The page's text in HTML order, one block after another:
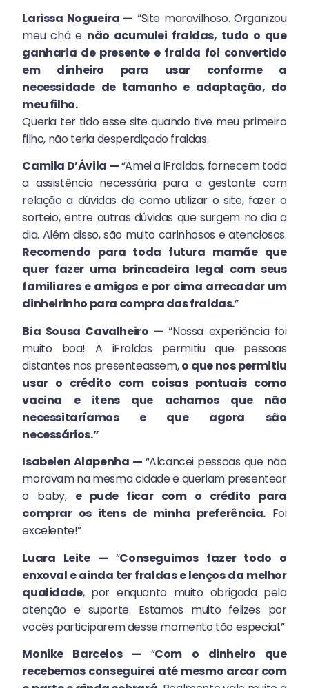
Larissa Nogueira — “Site maravilhoso. Organizou
meu chá e não acumulei fraldas, tudo o que
ganharia de presente e fralda foi convertido
em dinheiro para usar conforme a
necessidade de tamanho e adaptação, do
meu filho.
Queria ter tido esse site quando tive meu primeiro
filho, não teria desperdiçado fraldas.
Camila D’Ávila —“Amei a iFraldas, fornecem toda
a assistência necessária para a gestante com
relação a dúvidas de como utilizar o site, fazer o
sorteio, entre outras dúvidas que surgem no dia a
dia. Além disso, são muito carinhosos e atenciosos.
Recomendo para toda futura mamãe que
quer fazer uma brincadeira legal com seus
familiares e amigos e por cima arrecadar um
dinheirinho para compra das fraldas.”
Bia Sousa Cavalheiro — “Nossa experiência foi
muito boa! A iFraldas permitiu que pessoas
distantes nos presenteassem,o que nos permitiu
usar o crédito com coisas pontuais como
vacina e itens que achamos que não
necessitaríamos e que agora são
necessários.”
Isabelen Alapenha — “Alcancei pessoas que não
moravam na mesma cidade e queriam presentear
o baby, e pude ficar com o crédito para
comprar os itens de minha preferência.Foi
excelente!”
Luara Leite — “Conseguimos fazer todo o
enxoval e ainda ter fraldas e lenços da melhor
qualidade, por enquanto muito obrigada pela
atenção e suporte. Estamos muito felizes por
vocês participarem desse momento tão especial.”
Monike Barcelos — “Com o dinheiro que
recebemos conseguirei até mesmo arcar com